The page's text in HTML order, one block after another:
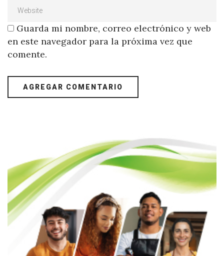
Guarda mi nombre, correo electrónico y web
en este navegador para la próxima vez que
comente.